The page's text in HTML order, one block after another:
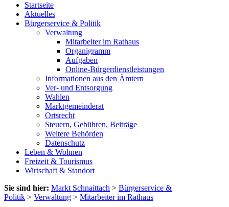
Startseite
Aktuelles
Bürgerservice & Politik
Verwaltung
Mitarbeiter im Rathaus
Organigramm
Aufgaben
Online-Bürgerdienstleistungen
Informationen aus den Ämtern
Ver- und Entsorgung
Wahlen
Marktgemeinderat
Ortsrecht
Steuern, Gebühren, Beiträge
Weitere Behörden
Datenschutz
Leben & Wohnen
Freizeit & Tourismus
Wirtschaft & Standort
Sie sind hier: Markt Schnaittach > Bürgerservice &
Politik > Verwaltung > Mitarbeiter im Rathaus